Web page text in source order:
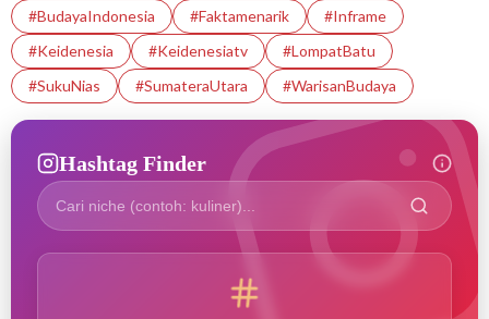
#BudayaIndonesia #faktamenarik
#Inframe
#Keidenesia
#Keidenesiatv
#LompatBatu
#SukuNias
#SumateraUtara #WarisanBudaya
Hashtag Finder